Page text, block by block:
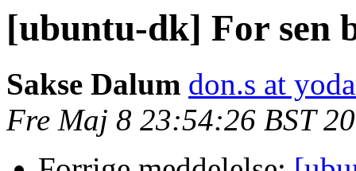
[ubuntu-dk] For sen
Sakse Dalum don.s at
Fre Maj 8 23:54:26 BST